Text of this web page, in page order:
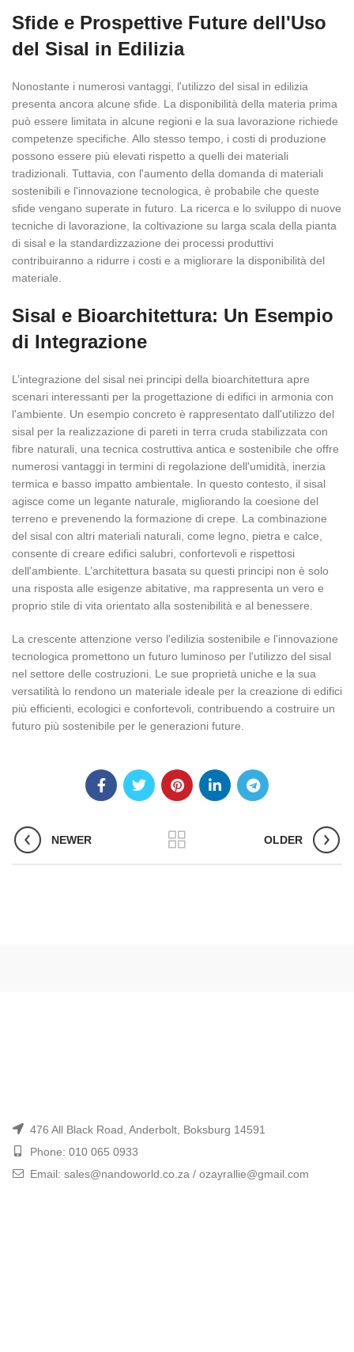
Sfide e Prospettive Future dell'Uso
del Sisal in Edilizia
Nonostante i numerosi vantaggi, l'utilizzo del sisal in edilizia
presenta ancora alcune sfide. La disponibilità della materia prima
può essere limitata in alcune regioni e la sua lavorazione richiede
competenze specifiche. Allo stesso tempo, i costi di produzione
possono essere più elevati rispetto a quelli dei materiali
tradizionali. Tuttavia, con l'aumento della domanda di materiali
sostenibili e l'innovazione tecnologica, è probabile che queste
sfide vengano superate in futuro. La ricerca e lo sviluppo di nuove
tecniche di lavorazione, la coltivazione su larga scala della pianta
di sisal e la standardizzazione dei processi produttivi
contribuiranno a ridurre i costi e a migliorare la disponibilità del
materiale.
Sisal e Bioarchitettura: Un Esempio
di Integrazione
L’integrazione del sisal nei principi della bioarchitettura apre
scenari interessanti per la progettazione di edifici in armonia con
l'ambiente. Un esempio concreto è rappresentato dall'utilizzo del
sisal per la realizzazione di pareti in terra cruda stabilizzata con
fibre naturali, una tecnica costruttiva antica e sostenibile che offre
numerosi vantaggi in termini di regolazione dell'umidità, inerzia
termica e basso impatto ambientale. In questo contesto, il sisal
agisce come un legante naturale, migliorando la coesione del
terreno e prevenendo la formazione di crepe. La combinazione
del sisal con altri materiali naturali, come legno, pietra e calce,
consente di creare edifici salubri, confortevoli e rispettosi
dell'ambiente. L’architettura basata su questi principi non è solo
una risposta alle esigenze abitative, ma rappresenta un vero e
proprio stile di vita orientato alla sostenibilità e al benessere.
La crescente attenzione verso l'edilizia sostenibile e l'innovazione
tecnologica promettono un futuro luminoso per l'utilizzo del sisal
nel settore delle costruzioni. Le sue proprietà uniche e la sua
versatilità lo rendono un materiale ideale per la creazione di edifici
più efficienti, ecologici e confortevoli, contribuendo a costruire un
futuro più sostenibile per le generazioni future.
NEWER OLDER
476 All Black Road, Anderbolt, Boksburg 14591
Phone: 010 065 0933
Email: sales@nandoworld.co.za / ozayrallie@gmail.com